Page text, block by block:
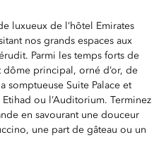
luxueux de l’hôtel
Emirates
nos grands espaces aux
Parmi les temps forts de
dôme principal, orné d’or, de
somptueuse Suite Palace et
ou l’Auditorium. Terminez
en savourant une douceur
une part de gâteau ou un